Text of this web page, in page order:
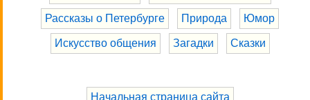
Рассказы о Петербурге Природа Юмор
Искусство общения Загадки Сказки
Начальная страница сайта